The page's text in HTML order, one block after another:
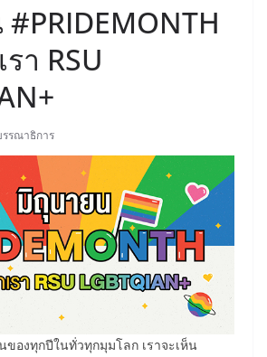
า RSU
รรณาธิการ
ของทุกปีในทั่วทุกมุมโลก เราจะเห็น